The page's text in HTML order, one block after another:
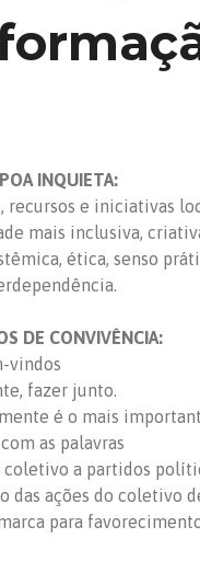
INQUIETA:
recursos e iniciativas
mais inclusiva,
ética, senso
DE CONVIVÊNCIA:
vindos
fazer junto.
é o mais
as palavras
coletivo a partidos
das ações do coletivo
para